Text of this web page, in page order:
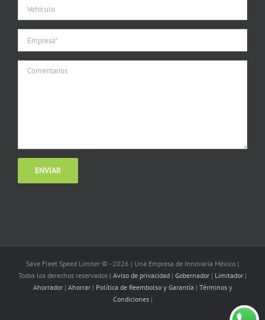
Save Fleet Speed Limiter © - 2026 | Una Empresa de Innovaria México |
Todos los derechos reservados | Aviso de privacidad | Gobernador | Limitador |
Ahorrador| Ahorrar| Política de Reembolso y Garantía | Términos y
Condiciones|